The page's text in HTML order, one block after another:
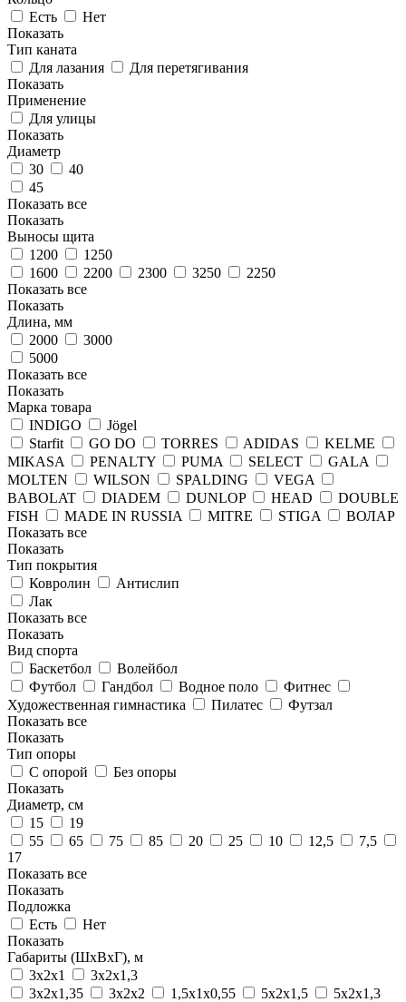
Есть
Нет
Показать
Тип каната
Для лазания
Для перетягивания
Показать
Применение
Для улицы
Показать
Диаметр
30
40
45
Показать все
Показать
Выносы щита
1200
1250
1600
2200 2300 3250
2250
Показать все
Показать
Длина, мм
2000
3000
5000
Показать все
Показать
Марка товара
INDIGO
Jögel
Starfit
GO DO TORRES ADIDAS
KELME
MIKASA
PENALTY PUMA SELECT
GALA
MOLTEN
WILSON SPALDING
VEGA
BABOLAT
DIADEM DUNLOP HEAD
DOUBLE
FISH
MADE IN RUSSIA MITRE STIGA
ВОЛАР
Показать все
Показать
Тип покрытия
Ковролин
Антислип
Лак
Показать все
Показать
Вид спорта
Баскетбол
Волейбол
Футбол
Гандбол Водное поло
Фитнес
Художественная гимнастика
Пилатес
Футзал
Показать все
Показать
Тип опоры
С опорой
Без опоры
Показать
Диаметр, см
15
19
55
65 75 85 20 25 10 12,5
7,5
17
Показать все
Показать
Подложка
Есть
Нет
Показать
Габариты (ШхВхГ), м
3х2х1
3х2х1,3
3х2х1,35
3х2х2 1,5х1х0,55 5х2х1,5
5х2х1,3